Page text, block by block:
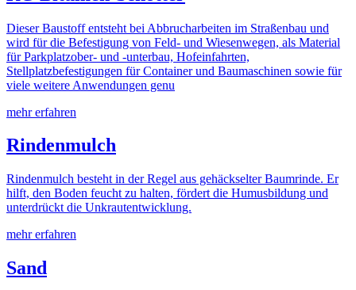
Dieser Baustoff entsteht bei Abbrucharbeiten im Straßenbau und
wird für die Befestigung von Feld- und Wiesenwegen, als Material
für Parkplatzober- und -unterbau, Hofeinfahrten,
Stellplatzbefestigungen für Container und Baumaschinen sowie für
viele weitere Anwendungen genu
mehr erfahren
Rindenmulch
Rindenmulch besteht in der Regel aus gehäckselter Baumrinde. Er
hilft, den Boden feucht zu halten, fördert die Humusbildung und
unterdrückt die Unkrautentwicklung.
mehr erfahren
Sand